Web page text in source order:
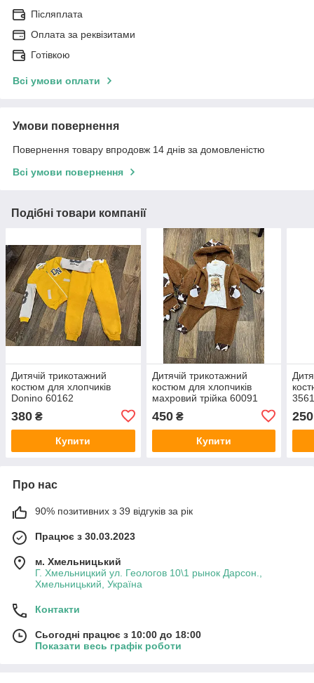
Післяплата
Оплата за реквізитами
Готівкою
Всі умови оплати
Умови повернення
Повернення товару впродовж 14 днів за домовленістю
Всі умови повернення
Подібні товари компанії
Дитячій трикотажний
костюм для хлопчиків
Donino 60162
380 ₴
Купити
Дитячій трикотажний
костюм для хлопчиків
махровий трійка 60091
450₴
Купити
250
Про нас
90% позитивних з 39 відгуків за рік
Працює з 30.03.2023
м. Хмельницький
Г. Хмельницкий ул. Геологов 10\1 рынок Дарсон.,
Хмельницький, Україна
Контакти
Сьогодні працює з 10:00 до 18:00
Показати весь графік роботи